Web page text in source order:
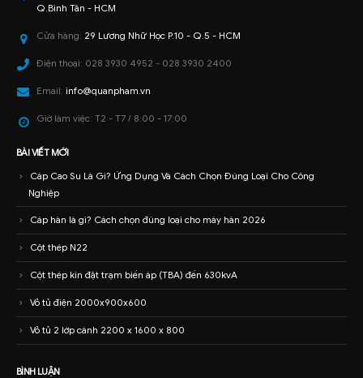
Q.Bình Tân - HCM
Cửa hàng: 29 Lương Nhữ Học P.10 - Q.5 - HCM
Điện thoại: 028 3930 4952 - 028 3930 2400
Email: info@quanpham.vn
Giờ làm việc: T2 - T7 / 8:00 - 17:00
BÀI VIẾT MỚI
Cáp Cao Su Là Gì? Ứng Dụng Và Cách Chọn Đúng Loại Cho Công
Nghiệp
Cáp hàn là gì? Cách chọn đúng loại cho máy hàn 2026
Cột thép N22
Cột thép kín đặt trạm biến áp (TBA) đến 630kvA
Vỏ tủ điện 2000x900x600
Vỏ tủ 2 lớp cánh 2200 x 1600 x 800
BÌNH LUẬN